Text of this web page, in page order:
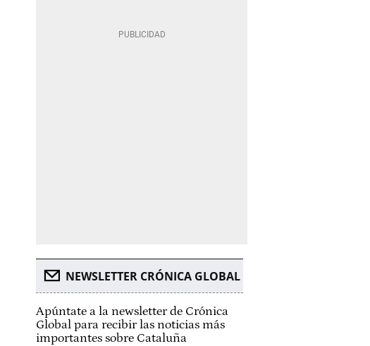
NEWSLETTER CRÓNICA GLOBAL
Apúntate a la newsletter de Crónica
Global para recibir las noticias más
importantes sobre Cataluña